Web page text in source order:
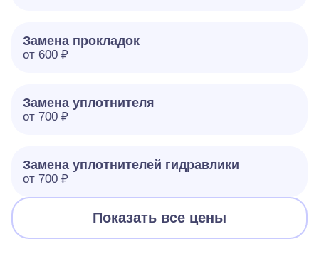
Замена прокладок
от 600 ₽
Замена уплотнителя
от 700 ₽
Замена уплотнителей гидравлики
от 700 ₽
Показать все цены